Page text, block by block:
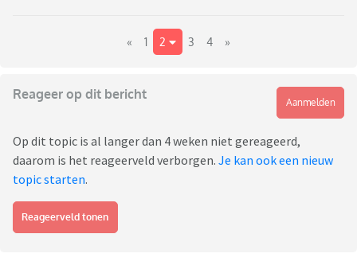
« 1 2 3 4 »
Reageer op dit bericht
Aanmelden
Op dit topic is al langer dan 4 weken niet gereageerd,
daarom is het reageerveld verborgen. Je kan ook een nieuw
topic starten.
Reageerveld tonen